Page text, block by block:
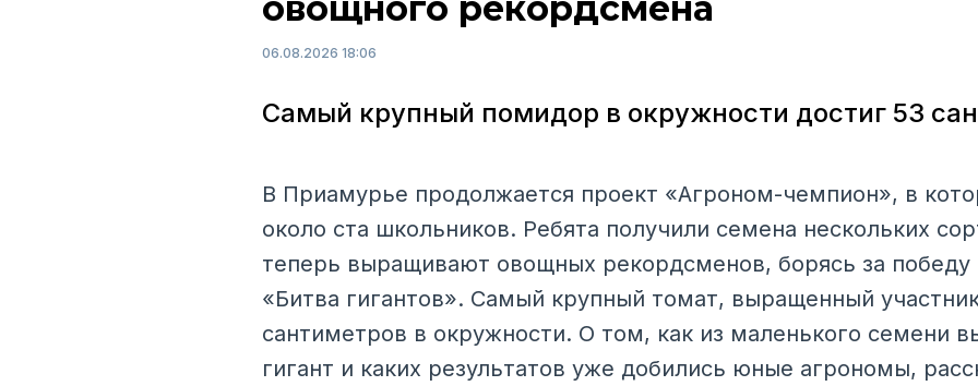
06.08.2026 18:06
Самый крупный помидор в окружности достиг 53
В Приамурье продолжается проект «Агроном-чемпион», в
около ста школьников. Ребята получили семена нескольких
теперь выращивают овощных рекордсменов, борясь за победу
«Битва гигантов». Самый крупный томат, выращенный
сантиметров в окружности. О том, как из маленького семени
гигант и каких результатов уже добились юные агрономы,